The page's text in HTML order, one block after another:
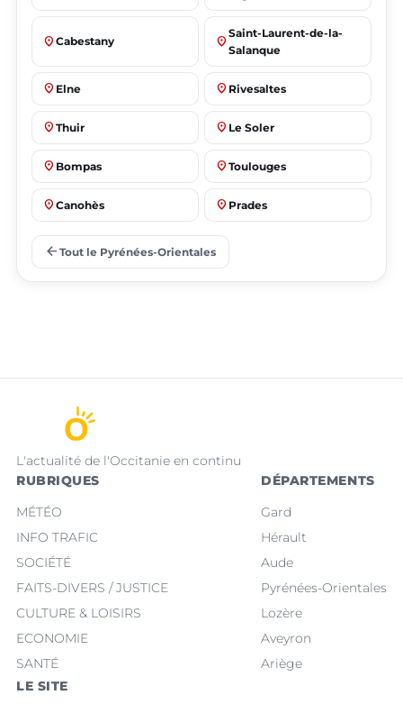
place Cabestany place
Saint-Laurent-de-la-
Salanque
place Elne place Rivesaltes
place Thuir place Le Soler
place Bompas place Toulouges
place Canohès place Prades
place
arrow_back Tout le Pyrénées-Orientales
L'actualité de l'Occitanie en continu
RUBRIQUES
MÉTÉO
INFO TRAFIC
SOCIÉTÉ
FAITS-DIVERS / JUSTICE
CULTURE & LOISIRS
ECONOMIE
SANTÉ
DÉPARTEMENTS
Gard
Hérault
Aude
Pyrénées-Orientales
Lozère
Aveyron
Ariège
LE SITE